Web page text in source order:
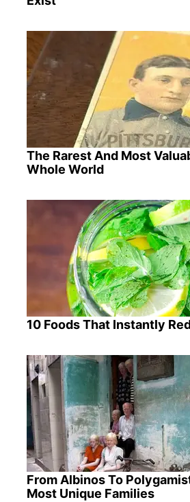
The Rarest And Most
Whole World
10 Foods That Instantly
From Albinos To
Most Unique Families